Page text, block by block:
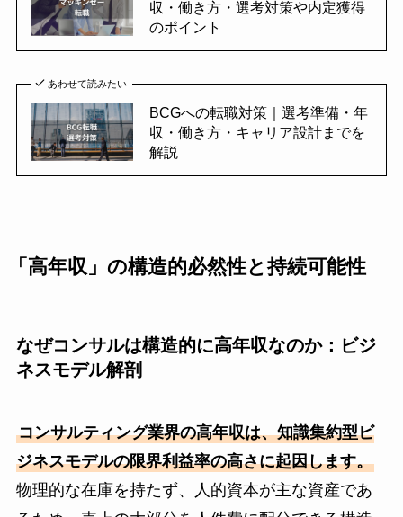
収・働き方・選考対策や内定獲得
のポイント
あわせて読みたい
BCGへの転職対策｜選考準備・年
収・働き方・キャリア設計までを
解説
「高年収」の構造的必然性と持続可能性
なぜコンサルは構造的に高年収なのか：ビジ
ネスモデル解剖
コンサルティング業界の高年収は、知識集約型ビ
ジネスモデルの限界利益率の高さに起因します。
物理的な在庫を持たず、人的資本が主な資産であ